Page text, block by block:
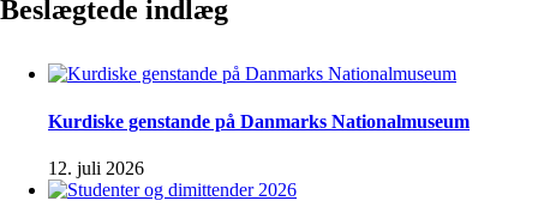
Beslægtede indlæg
Kurdiske genstande på Danmarks Nationalmuseum
12. juli 2026